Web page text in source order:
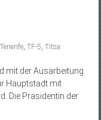
, TF-5, Titsa
mit der Ausarbeitung
Hauptstadt mit
Die Präsidentin der